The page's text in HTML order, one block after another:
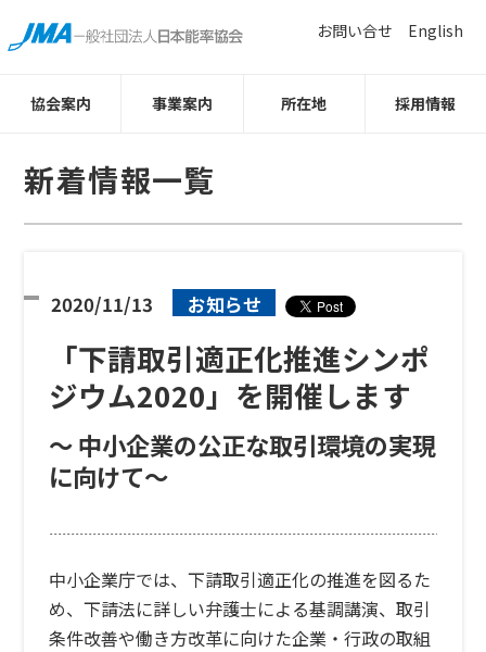
協会案内 事業案内 所在地 採用情報
お問い合せ English
新着情報一覧
「下請取引適正化推進シンポ
ジウム2020」を開催します
～ 中小企業の公正な取引環境の実現
に向けて～
2020/11/13 お知らせ
中小企業庁では、下請取引適正化の推進を図るた
め、下請法に詳しい弁護士による基調講演、取引
条件改善や働き方改革に向けた企業・行政の取組